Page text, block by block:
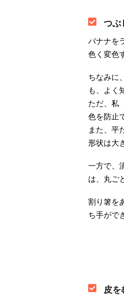
つぶ
バナナを
色く変色
ちなみに
も、よく
ただ、私
色を防止
また、平
形状は大
一方で、
は、丸ご
割り箸を
ち手がで
皮を